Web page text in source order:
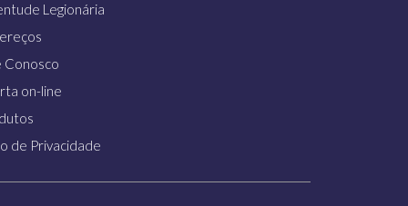
bíblica
24, com foco no
de lobos”.
fraterna e ecumênica o
Legionária
Conosco
on-line
de Privacidade